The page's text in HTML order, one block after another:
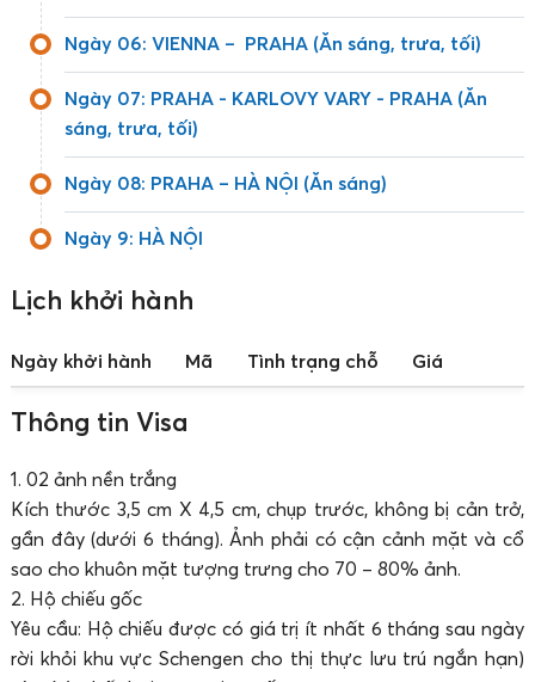
Ngày 06: VIENNA – PRAHA (Ăn sáng, trưa, tối)
Ngày 07: PRAHA - KARLOVY VARY - PRAHA (Ăn
sáng, trưa, tối)
Ngày 08: PRAHA – HÀ NỘI (Ăn sáng)
Ngày 9: HÀ NỘI
Lịch khởi hành
Ngày khởi hành Mã Tình trạng chỗ Giá
Thông tin Visa
1. 02 ảnh nền trắng
Kích thước 3,5 cm X 4,5 cm, chụp trước, không bị cản trở,
gần đây (dưới 6 tháng). Ảnh phải có cận cảnh mặt và cổ
sao cho khuôn mặt tượng trưng cho 70 – 80% ảnh.
2. Hộ chiếu gốc
Yêu cầu: Hộ chiếu được có giá trị ít nhất 6 tháng sau ngày
rời khỏi khu vực Schengen cho thị thực lưu trú ngắn hạn)